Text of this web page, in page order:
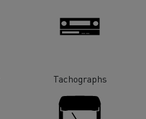
Tachographs